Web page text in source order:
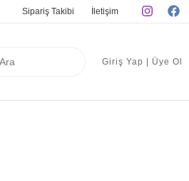
Sipariş Takibi İletişim
Giriş Yap | Üye Ol